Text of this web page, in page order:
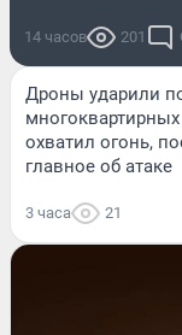
14 часов 201
Дроны ударили
охватил огонь,
главное об атаке
3 часа 21